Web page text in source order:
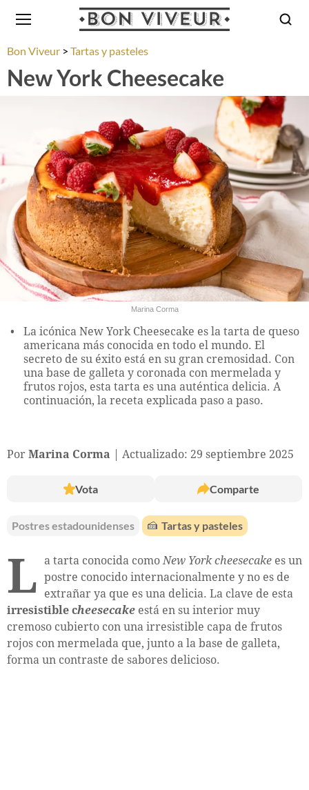
Bon Viveur Tartas y pasteles
New York Cheesecake
Marina Corma
La icónica New York Cheesecake es la tarta de queso
americana más conocida en todo el mundo. El
secreto de su éxito está en su gran cremosidad. Con
una base de galleta y coronada con mermelada y
frutos rojos, esta tarta es una auténtica delicia. A
continuación, la receta explicada paso a paso.
Por Marina Corma Actualizado: 29 septiembre 2025
Vota Comparte
Postres estadounidenses 🍰 Tartas y pasteles
L a tarta conocida comoNew York cheesecake es un
postre conocido internacionalmente y no es de
extrañar ya que es una delicia. La clave de esta
irresistible cheesecake está en su interior muy
cremoso cubierto con una irresistible capa de frutos
rojos con mermelada que, junto a la base de galleta,
forma un contraste de sabores delicioso.